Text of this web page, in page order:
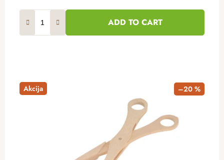
ADD TO CART
Akcija –20 %